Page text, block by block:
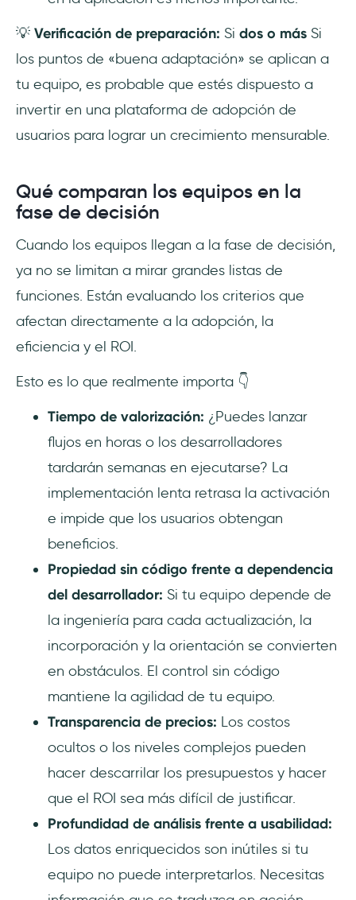
💡 Verificación de preparación: Si dos o más Si
los puntos de «buena adaptación» se aplican a
tu equipo, es probable que estés dispuesto a
invertir en una plataforma de adopción de
usuarios para lograr un crecimiento mensurable.
Qué comparan los equipos en la
fase de decisión
Cuando los equipos llegan a la fase de decisión,
ya no se limitan a mirar grandes listas de
funciones. Están evaluando los criterios que
afectan directamente a la adopción, la
eficiencia y el ROI.
Esto es lo que realmente importa 👇
Tiempo de valorización: ¿Puedes lanzar
flujos en horas o los desarrolladores
tardarán semanas en ejecutarse? La
implementación lenta retrasa la activación
e impide que los usuarios obtengan
beneficios.
Propiedad sin código frente a dependencia
del desarrollador: Si tu equipo depende de
la ingeniería para cada actualización, la
incorporación y la orientación se convierten
en obstáculos. El control sin código
mantiene la agilidad de tu equipo.
Transparencia de precios: Los costos
ocultos o los niveles complejos pueden
hacer descarrilar los presupuestos y hacer
que el ROI sea más difícil de justificar.
Profundidad de análisis frente a usabilidad:
Los datos enriquecidos son inútiles si tu
equipo no puede interpretarlos. Necesitas